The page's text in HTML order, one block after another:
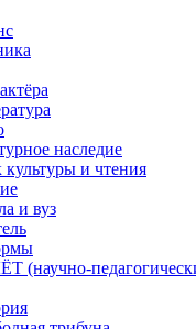
наследие
культуры и чтения
и вуз
(научно-